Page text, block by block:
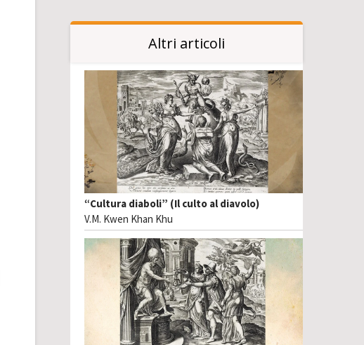
Altri articoli
“Cultura diaboli” (Il culto al diavolo)
V.M. Kwen Khan Khu